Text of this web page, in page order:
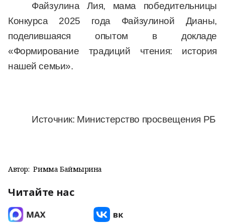
Файзулина Лия, мама победительницы
Конкурса 2025 года Файзулиной Дианы,
поделившаяся опытом в докладе
«Формирование традиций чтения: история
нашей семьи».
Источник: Министерство просвещения РБ
Автор: Римма Баймырҙина
Читайте нас